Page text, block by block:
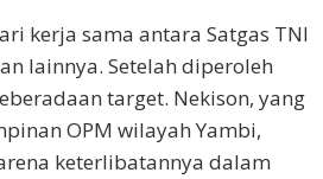
kerja sama antara Satgas TNI
lainnya. Setelah diperoleh
target. Nekison, yang
OPM wilayah Yambi,
keterlibatannya dalam